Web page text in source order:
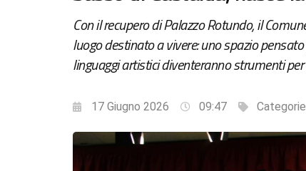
Con il recupero di Palazzo Rotundo, il
luogo destinato a vivere: uno spazio
linguaggi artistici diventeranno strumenti
17 Giugno 2026 09:47